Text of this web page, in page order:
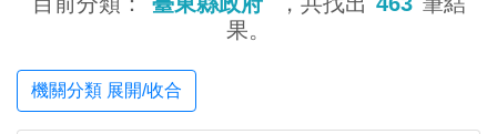
果。
機關分類 展開/收合